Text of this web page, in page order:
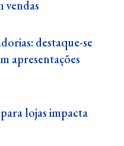
vendas
destaque-se
apresentações
lojas impacta